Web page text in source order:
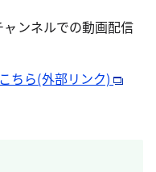
ンネルでの動画配信
ちら(外部リンク)